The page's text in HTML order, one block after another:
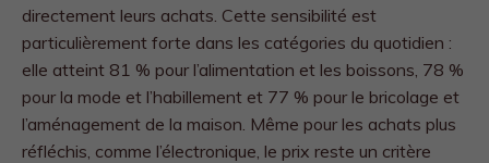
directement leurs achats. Cette sensibilité est
particulièrement forte dans les catégories du quotidien :
elle atteint 81 % pour l’alimentation et les boissons, 78 %
pour la mode et l’habillement et 77 % pour le bricolage et
l’aménagement de la maison. Même pour les achats plus
réfléchis, comme l’électronique, le prix reste un critère